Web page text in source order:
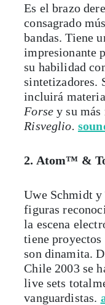
Es el brazo
consagrado
bandas. Tiene
impresionante
su habilidad
sintetizadores.
incluirá
Forsey su
Risveglio.
2. Atom™ &
Uwe Schmidt y
figuras
la escena
tiene proyectos
son dinamita.
Chile 2003 se
live sets
vanguardistas.